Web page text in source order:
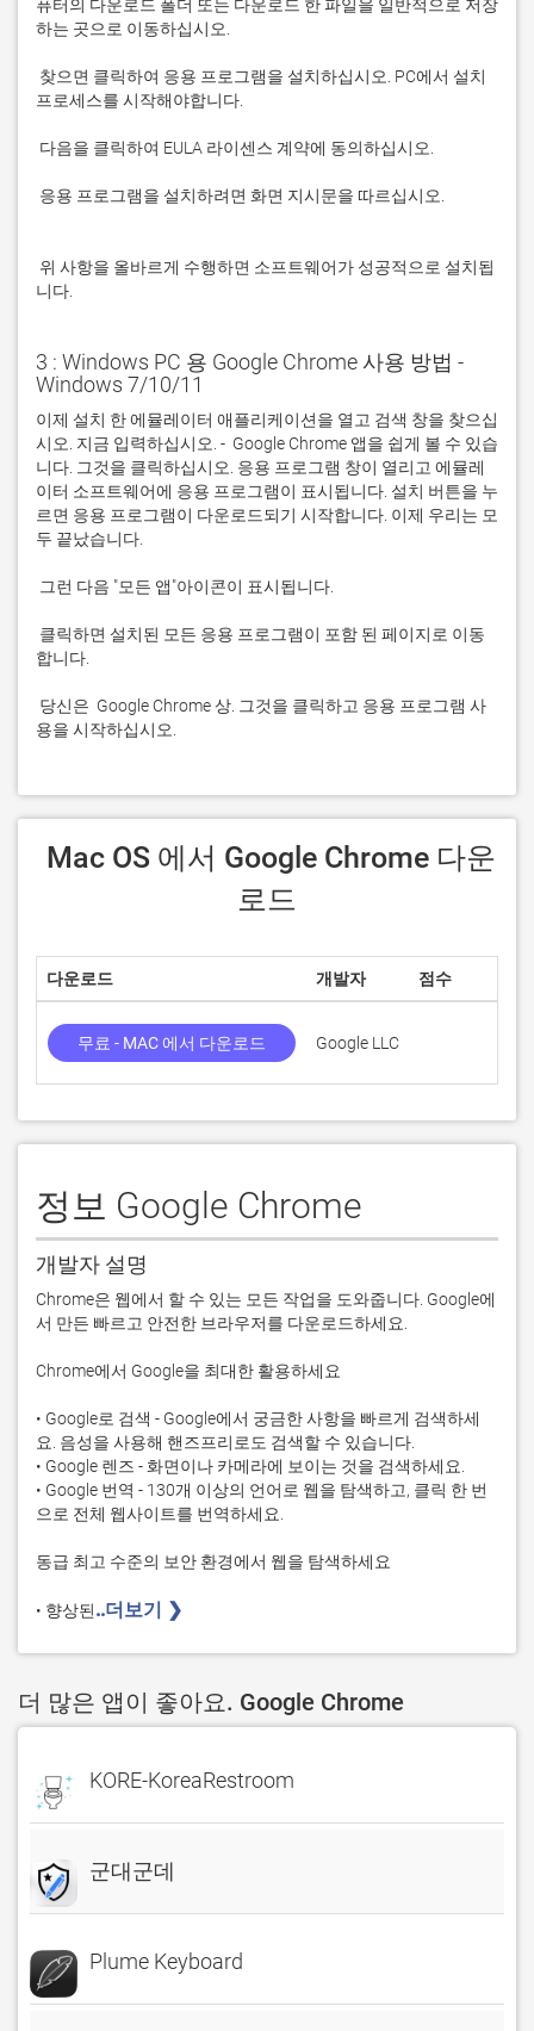
퓨터의 다운로드 폴더 또는 다운로드 한 파일을 일반적으로 저장
니다.
3 : Windows PC 용 Google Chrome 사용 방법 -
Windows 7/10/11
이제 설치 한 에뮬레이터 애플리케이션을 열고 검색 창을 찾으십
시오. 지금 입력하십시오. -  Google Chrome 앱을 쉽게 볼 수 있습
니다. 그것을 클릭하십시오. 응용 프로그램 창이 열리고 에뮬레
이터 소프트웨어에 응용 프로그램이 표시됩니다. 설치 버튼을 누
르면 응용 프로그램이 다운로드되기 시작합니다. 이제 우리는 모
용을 시작하십시오.
로드
다운로드 개발자 점수
무료 - MAC 에서 다운로드 Google LLC
정보 Google Chrome
개발자 설명
Chrome은 웹에서 할 수 있는 모든 작업을 도와줍니다. Google에
서 만든 빠르고 안전한 브라우저를 다운로드하세요.
Chrome에서 Google을 최대한 활용하세요
• Google로 검색 - Google에서 궁금한 사항을 빠르게 검색하세
요. 음성을 사용해 핸즈프리로도 검색할 수 있습니다.
• Google 렌즈 - 화면이나 카메라에 보이는 것을 검색하세요.
• Google 번역 - 130개 이상의 언어로 웹을 탐색하고, 클릭 한 번
으로 전체 웹사이트를 번역하세요.
동급 최고 수준의 보안 환경에서 웹을 탐색하세요
• 향상된..더보기 ❯
더 많은 앱이 좋아요. Google Chrome
KORE-KoreaRestroom
군대군데
Plume Keyboard